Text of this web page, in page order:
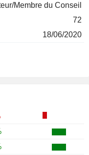
Membre du Conseil
72
18/06/2020